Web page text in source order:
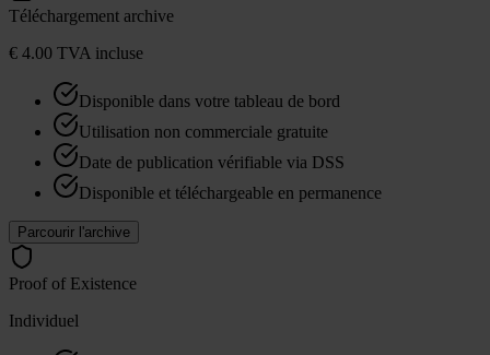
Téléchargement archive
€ 4.00 TVA incluse
Disponible dans votre tableau de bord
Utilisation non commerciale gratuite
Date de publication vérifiable via DSS
Disponible et téléchargeable en permanence
Parcourir l'archive
Proof of Existence
Individuel